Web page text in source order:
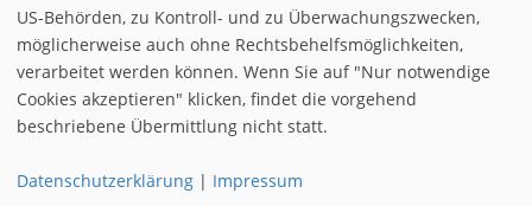
US-Behörden, zu Kontroll- und zu Überwachungszwecken,
möglicherweise auch ohne Rechtsbehelfsmöglichkeiten,
verarbeitet werden können. Wenn Sie auf "Nur notwendige
Cookies akzeptieren" klicken, findet die vorgehend
beschriebene Übermittlung nicht statt.
Datenschutzerklärung | Impressum